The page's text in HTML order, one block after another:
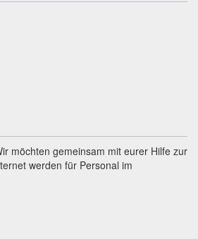
möchten gemeinsam mit eurer Hilfe zur
werden für Personal im